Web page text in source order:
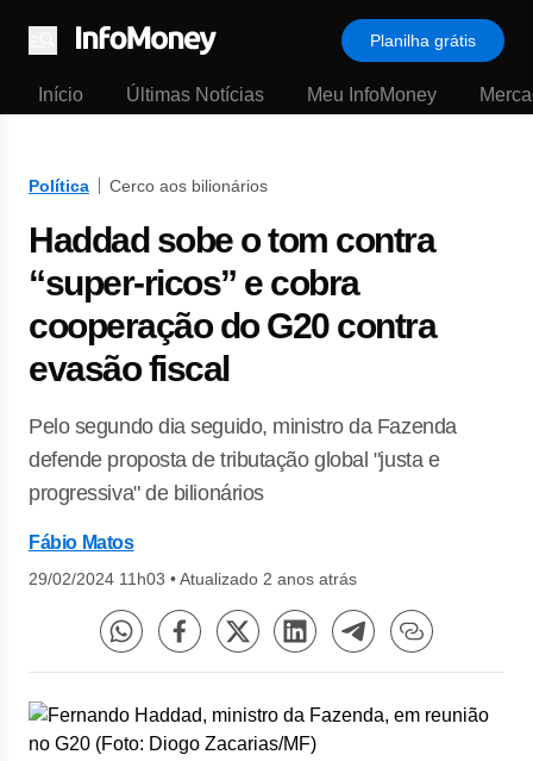
Menu
Planilha grátis
Início Últimas Notícias Meu InfoMoney
Política Cerco aos bilionários
Haddad sobe o tom contra
“super-ricos” e cobra
cooperação do G20 contra
evasão fiscal
Pelo segundo dia seguido, ministro da Fazenda
defende proposta de tributação global "justa e
progressiva" de bilionários
Fábio Matos
29/02/2024 11h03 •Atualizado 2 anos atrás